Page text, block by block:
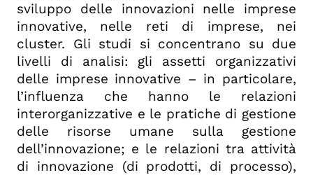
sviluppo delle innovazioni nelle imprese
innovative, nelle reti di imprese, nei
cluster. Gli studi si concentrano su due
livelli di analisi: gli assetti organizzativi
delle imprese innovative – in particolare,
l’influenza che hanno le relazioni
interorganizzative e le pratiche di gestione
delle risorse umane sulla gestione
dell’innovazione; e le relazioni tra attività
di innovazione (di prodotti, di processo),